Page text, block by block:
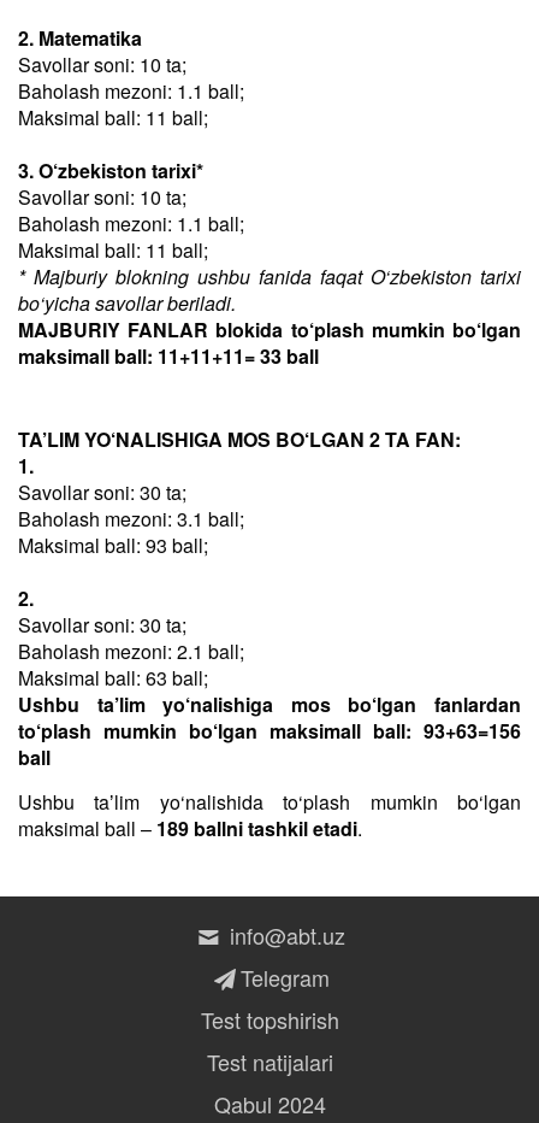
2. Matematika
Savollar soni: 10 ta;
Baholash mezoni: 1.1 ball;
Maksimal ball: 11 ball;
3. O‘zbekiston tarixi*
Savollar soni: 10 ta;
Baholash mezoni: 1.1 ball;
Maksimal ball: 11 ball;
* Majburiy blokning ushbu fanida faqat O‘zbekiston tarixi
bo‘yicha savollar beriladi.
MAJBURIY FANLAR blokida to‘plash mumkin bo‘lgan
maksimall ball: 11+11+11= 33 ball
TA’LIM YO‘NALISHIGA MOS BO‘LGAN 2 TA FAN:
1.
Savollar soni: 30 ta;
Baholash mezoni: 3.1 ball;
Maksimal ball: 93 ball;
2.
Savollar soni: 30 ta;
Baholash mezoni: 2.1 ball;
Maksimal ball: 63 ball;
Ushbu ta’lim yo‘nalishiga mos bo‘lgan fanlardan
to‘plash mumkin bo‘lgan maksimall ball: 93+63=156
ball
Ushbu taʼlim yo‘nalishida to‘plash mumkin bo‘lgan
maksimal ball – 189 ballni tashkil etadi.
info@abt.uz
Telegram
Test topshirish
Test natijalari
Qabul 2024